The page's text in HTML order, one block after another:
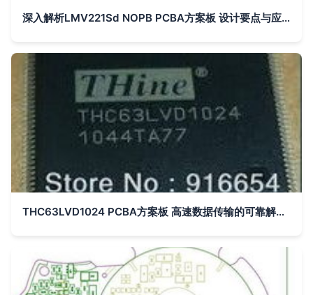
深入解析LMV221Sd NOPB PCBA方案板 设计要点与应用前景
THC63LVD1024 PCBA方案板 高速数据传输的可靠解决方案